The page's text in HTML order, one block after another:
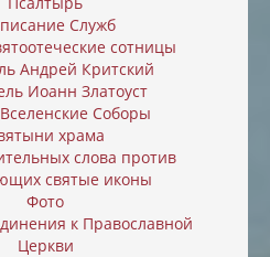
Служб
сотницы
Андрей Критский
Иоанн Златоуст
Соборы
храма
слова против
святые иконы
Фото
к Православной
Церкви